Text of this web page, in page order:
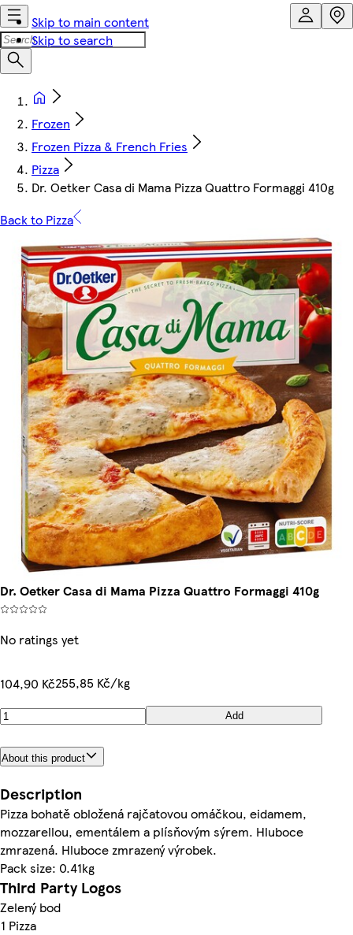
Skip to main content
Skip to search
Frozen
Frozen Pizza & French Fries
Pizza
Dr. Oetker Casa di Mama Pizza Quattro Formaggi 410g
Back to Pizza
Dr. Oetker Casa di Mama Pizza Quattro Formaggi 410g
No ratings yet
104,90 Kč255,85 Kč/kg
Add
About this product
Description
Pizza bohatě obložená rajčatovou omáčkou, eidamem,
mozzarellou, ementálem a plísňovým sýrem. Hluboce
zmrazená. Hluboce zmrazený výrobek.
Pack size: 0.41kg
Third Party Logos
Zelený bod
1 Pizza